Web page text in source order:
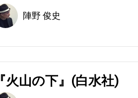
陣野 俊史
『火山の下』(白水社)